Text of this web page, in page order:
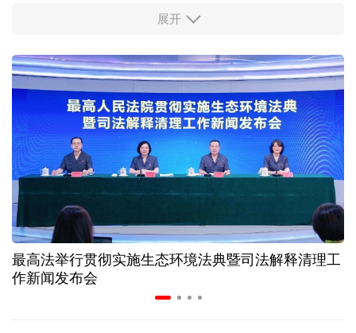
服务实体经济 财政金融打出“组合拳”
31省份上半年外贸成绩单出炉 见证产业提质跃迁
比一张A4纸还要薄！我国高端钢材迎来密集突破
让药品更好触达患者 多款新药选择网络平台首发
7月份中国仓储指数保持扩张 行业运行韧性较强
金价大反弹！黄金以旧换新业务火热，记者探访
展开
最高法举行贯彻实施生态环境法典暨司法解释清理工
作新闻发布会